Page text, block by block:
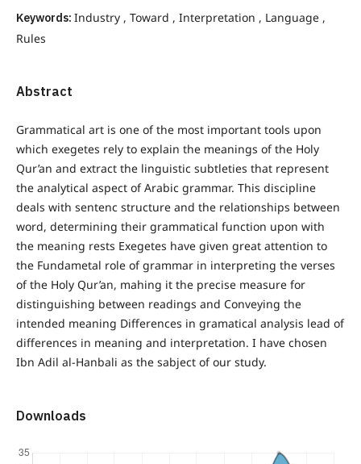
Keywords: Industry , Toward , Interpretation , Language ,
Rules
Abstract
Grammatical art is one of the most important tools upon
which exegetes rely to explain the meanings of the Holy
Qur’an and extract the linguistic subtleties that represent
the analytical aspect of Arabic grammar. This discipline
deals with sentenc structure and the relationships between
word, determining their grammatical function upon with
the meaning rests Exegetes have given great attention to
the Fundametal role of grammar in interpreting the verses
of the Holy Qur’an, mahing it the precise measure for
distinguishing between readings and Conveying the
intended meaning Differences in gramatical analysis lead of
differences in meaning and interpretation. I have chosen
Ibn Adil al-Hanbali as the sabject of our study.
Downloads